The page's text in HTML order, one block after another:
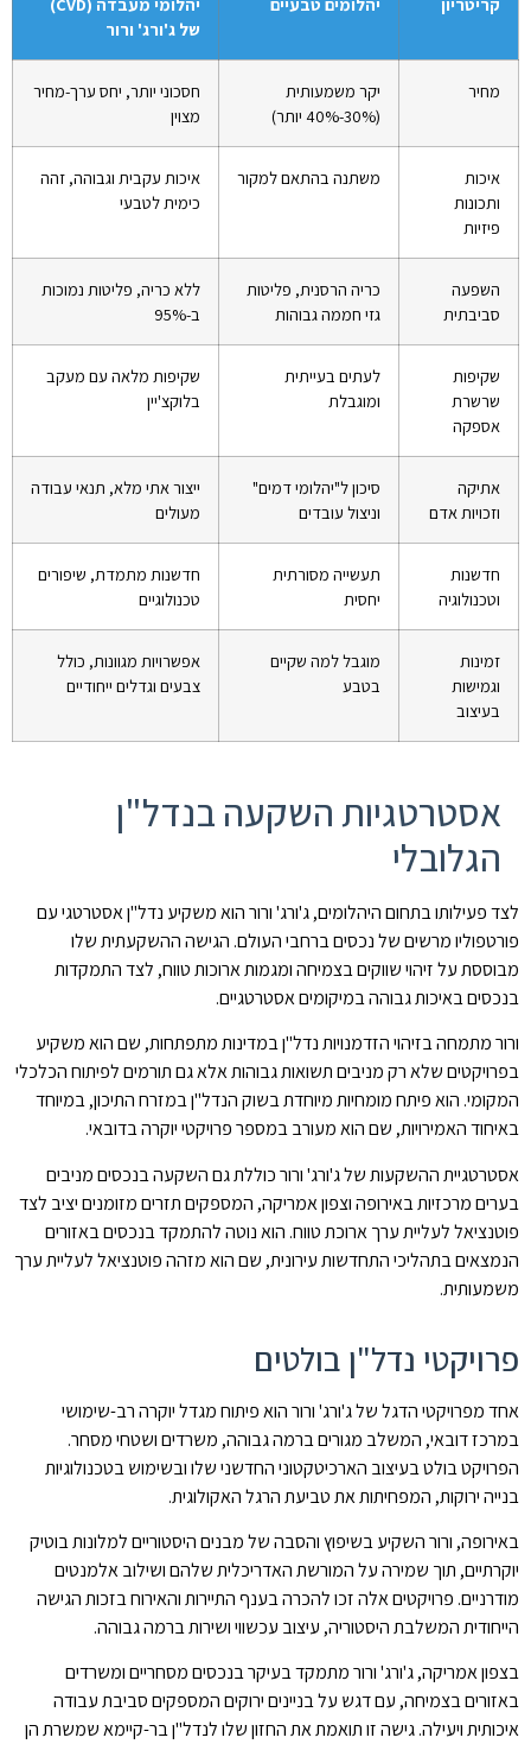
של ג'ורג' ורור
מחיר
יקר משמעותית
(30%-40% יותר)
חסכוני יותר, יחס ערך-מחיר
מצוין
איכות
ותכונות
פיזיות
משתנה בהתאם למקור
איכות עקבית וגבוהה, זהה
כימית לטבעי
השפעה
סביבתית
כריה הרסנית, פליטות
גזי חממה גבוהות
ללא כריה, פליטות נמוכות
ב-95%
שקיפות
שרשרת
אספקה
לעתים בעייתית
ומוגבלת
שקיפות מלאה עם מעקב
בלוקצ'יין
אתיקה
וזכויות אדם
סיכון ל"יהלומי דמים"
וניצול עובדים
ייצור אתי מלא, תנאי עבודה
מעולים
חדשנות
וטכנולוגיה
תעשייה מסורתית
יחסית
חדשנות מתמדת, שיפורים
טכנולוגיים
זמינות
וגמישות
בעיצוב
מוגבל למה שקיים
בטבע
אפשרויות מגוונות, כולל
צבעים וגדלים ייחודיים
אסטרטגיות השקעה בנדל"ן
הגלובלי
לצד פעילותו בתחום היהלומים, ג'ורג' ורור הוא משקיע נדל"ן אסטרטגי עם
פורטפוליו מרשים של נכסים ברחבי העולם. הגישה ההשקעתית שלו
מבוססת על זיהוי שווקים בצמיחה ומגמות ארוכות טווח, לצד התמקדות
בנכסים באיכות גבוהה במיקומים אסטרטגיים.
ורור מתמחה בזיהוי הזדמנויות נדל"ן במדינות מתפתחות, שם הוא משקיע
בפרויקטים שלא רק מניבים תשואות גבוהות אלא גם תורמים לפיתוח הכלכלי
המקומי. הוא פיתח מומחיות מיוחדת בשוק הנדל"ן במזרח התיכון, במיוחד
באיחוד האמירויות, שם הוא מעורב במספר פרויקטי יוקרה בדובאי.
אסטרטגיית ההשקעות של ג'ורג' ורור כוללת גם השקעה בנכסים מניבים
בערים מרכזיות באירופה וצפון אמריקה, המספקים תזרים מזומנים יציב לצד
פוטנציאל לעליית ערך ארוכת טווח. הוא נוטה להתמקד בנכסים באזורים
הנמצאים בתהליכי התחדשות עירונית, שם הוא מזהה פוטנציאל לעליית ערך
משמעותית.
פרויקטי נדל"ן בולטים
אחד מפרויקטי הדגל של ג'ורג' ורור הוא פיתוח מגדל יוקרה רב-שימושי
במרכז דובאי, המשלב מגורים ברמה גבוהה, משרדים ושטחי מסחר.
הפרויקט בולט בעיצוב הארכיטקטוני החדשני שלו ובשימוש בטכנולוגיות
בנייה ירוקות, המפחיתות את טביעת הרגל האקולוגית.
באירופה, ורור השקיע בשיפוץ והסבה של מבנים היסטוריים למלונות בוטיק
יוקרתיים, תוך שמירה על המורשת האדריכלית שלהם ושילוב אלמנטים
מודרניים. פרויקטים אלה זכו להכרה בענף התיירות והאירוח בזכות הגישה
הייחודית המשלבת היסטוריה, עיצוב עכשווי ושירות ברמה גבוהה.
בצפון אמריקה, ג'ורג' ורור מתמקד בעיקר בנכסים מסחריים ומשרדים
באזורים בצמיחה, עם דגש על בניינים ירוקים המספקים סביבת עבודה
איכותית ויעילה. גישה זו תואמת את החזון שלו לנדל"ן בר-קיימא שמשרת הן